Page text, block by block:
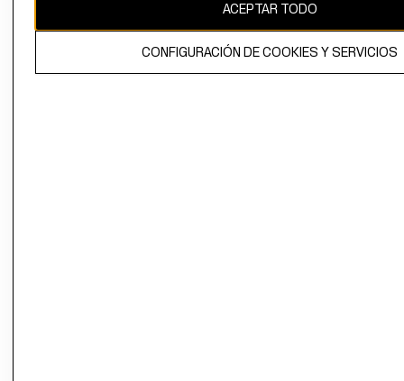
El contenido de esta página web está protegido por copyright y es
propiedad de H&M Hennes & Mauritz AB.
ACEPTAR TODO
CONFIGURACIÓN DE COOKIES Y SERVICIOS